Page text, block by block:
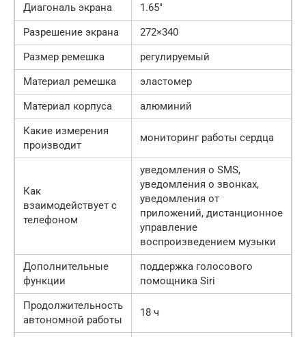
Диагональ экрана
1.65″
Разрешение экрана
272×340
Размер ремешка
регулируемый
Материал ремешка
эластомер
Материал корпуса
алюминий
Какие измерения
производит
мониторинг работы сердца
Как
взаимодействует с
телефоном
уведомления о SMS,
уведомления о звонках,
уведомления от
приложений, дистанционное
управление
воспроизведением музыки
Дополнительные
функции
поддержка голосового
помощника Siri
Продолжительность
автономной работы
18 ч